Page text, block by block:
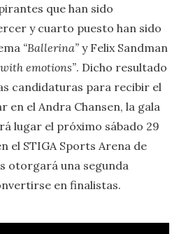
que han sido
y cuarto puesto han sido
“Ballerina” y Felix Sandman
with emotions”. Dicho resultado
candidaturas para recibir el
en el Andra Chansen, la gala
lugar el próximo sábado 29
el STIGA Sports Arena de
otorgará una segunda
en finalistas.